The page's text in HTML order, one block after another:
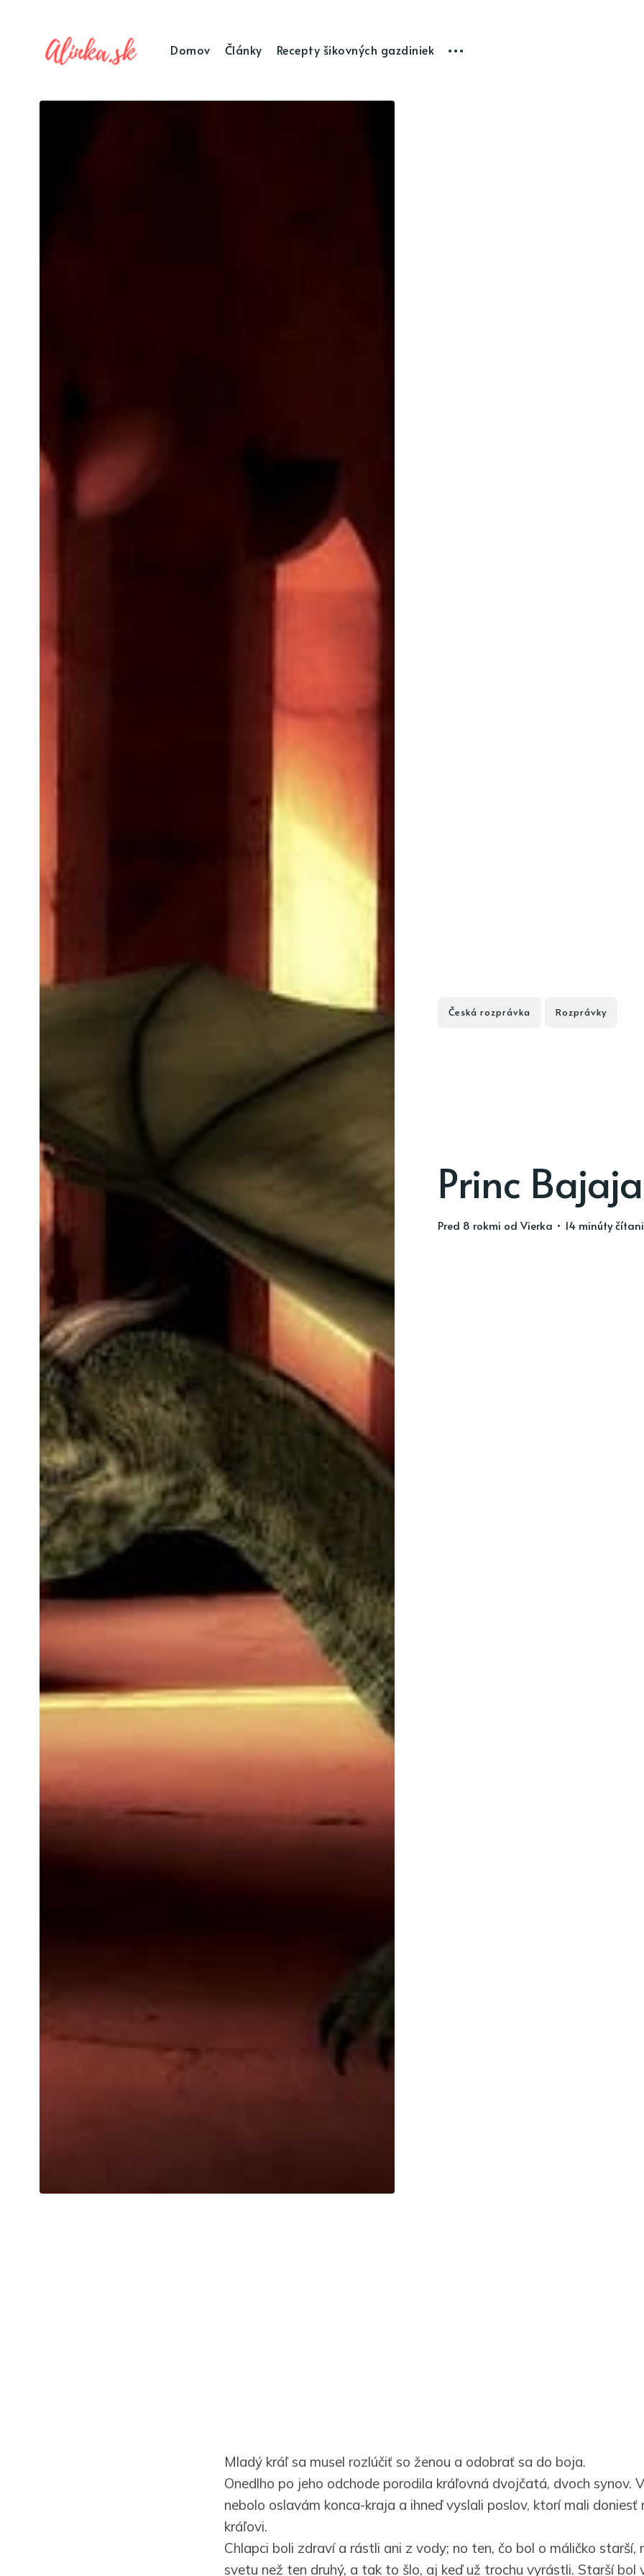
Domov Články Recepty šikovných gazdiniek
Česká rozprávka Rozprávky
Princ Bajaja
pred 8 rokmi od Vierka • 14 minúty
Mladý kráľ sa musel rozlúčiť so ženou a odobrať sa do boja.
Onedlho po jeho odchode porodila kráľovná dvojčatá, dvoch synov.
nebolo oslavám konca-kraja a ihneď vyslali poslov, ktorí mali
kráľovi.
Chlapci boli zdraví a rástli ani z vody; no ten, čo bol o máličko starší,
svetu než ten druhý, a tak to šlo, aj keď už trochu vyrástli. Starší bol